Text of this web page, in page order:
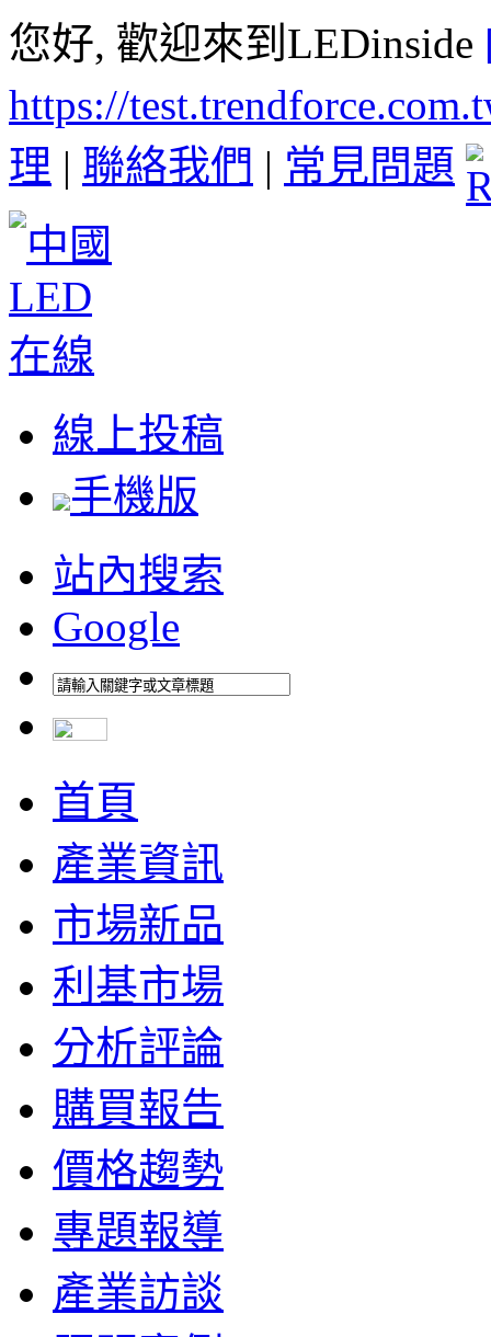
您好, 歡迎來到LEDinside
https://
理 | 聯絡我們 | 常見問題
線上投稿
手機版
站內搜索
Google
首頁
產業資訊
市場新品
利基市場
分析評論
購買報告
價格趨勢
專題報導
產業訪談